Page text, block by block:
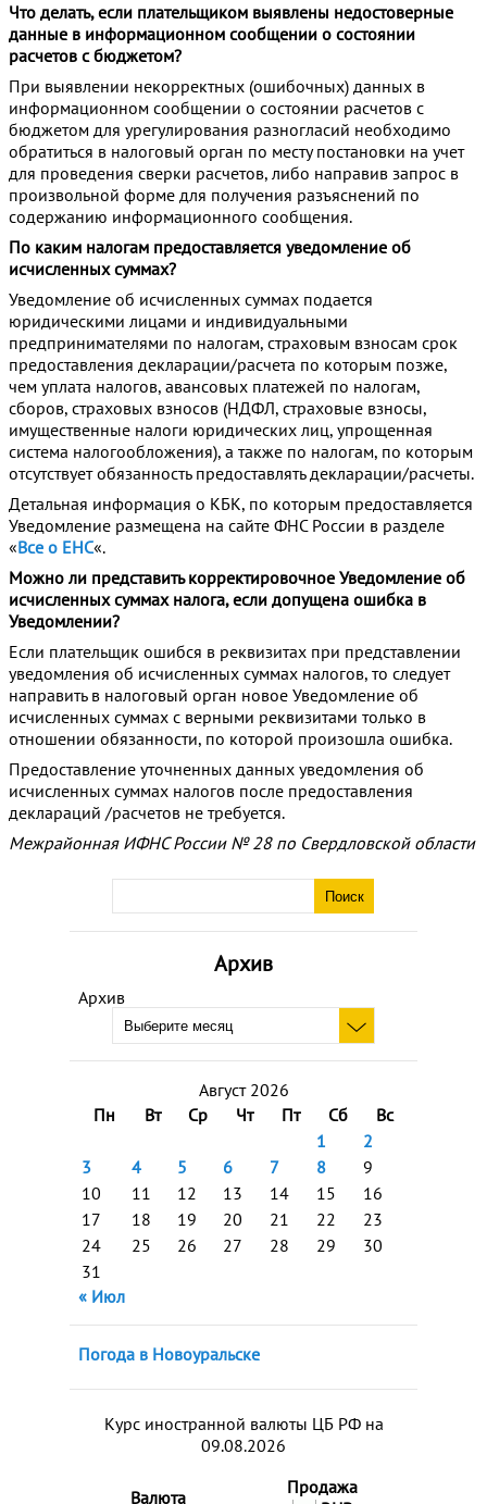
Архив
Архив
Август 2026
Пн
Вт Ср Чт Пт Сб
Вс
1
2
3
4 5 6 7 8
9
10
11 12 13 14 15
16
17
18 19 20 21 22
23
24
25 26 27 28 29
30
31
« Июл
Погода в Новоуральске
Курс иностранной валюты ЦБ РФ на
09.08.2026
Валюта
Продажа
Что делать, если плательщиком выявлены недостоверные
данные в информационном сообщении о состоянии
расчетов с бюджетом?
При выявлении некорректных (ошибочных) данных в
информационном сообщении о состоянии расчетов с
бюджетом для урегулирования разногласий необходимо
обратиться в налоговый орган по месту постановки на учет
для проведения сверки расчетов, либо направив запрос в
произвольной форме для получения разъяснений по
содержанию информационного сообщения.
По каким налогам предоставляется уведомление об
исчисленных суммах?
Уведомление об исчисленных суммах подается
юридическими лицами и индивидуальными
предпринимателями по налогам, страховым взносам срок
предоставления декларации/расчета по которым позже,
чем уплата налогов, авансовых платежей по налогам,
сборов, страховых взносов (НДФЛ, страховые взносы,
имущественные налоги юридических лиц, упрощенная
система налогообложения), а также по налогам, по которым
отсутствует обязанность предоставлять декларации/расчеты.
Детальная информация о КБК, по которым предоставляется
Уведомление размещена на сайте ФНС России в разделе
«Все о ЕНС«.
Можно ли представить корректировочное Уведомление об
исчисленных суммах налога, если допущена ошибка в
Уведомлении?
Если плательщик ошибся в реквизитах при представлении
уведомления об исчисленных суммах налогов, то следует
направить в налоговый орган новое Уведомление об
исчисленных суммах с верными реквизитами только в
отношении обязанности, по которой произошла ошибка.
Предоставление уточненных данных уведомления об
исчисленных суммах налогов после предоставления
деклараций /расчетов не требуется.
Межрайонная ИФНС России № 28 по Свердловской области